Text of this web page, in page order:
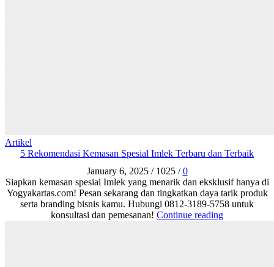
Artikel
5 Rekomendasi Kemasan Spesial Imlek Terbaru dan Terbaik
January 6, 2025 / 1025 / 0
Siapkan kemasan spesial Imlek yang menarik dan eksklusif hanya di
Yogyakartas.com! Pesan sekarang dan tingkatkan daya tarik produk
serta branding bisnis kamu. Hubungi 0812-3189-5758 untuk
konsultasi dan pemesanan! Continue reading